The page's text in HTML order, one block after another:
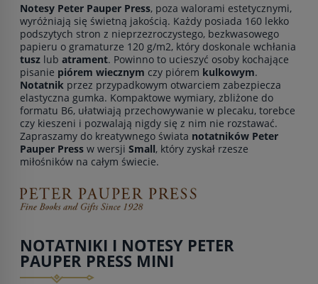
Notesy Peter Pauper Press, poza walorami estetycznymi,
wyróżniają się świetną jakością. Każdy posiada 160 lekko
podszytych stron z nieprzezroczystego, bezkwasowego
papieru o gramaturze 120 g/m2, który doskonale wchłania
tusz lub atrament. Powinno to ucieszyć osoby kochające
pisanie piórem wiecznym czy piórem kulkowym.
Notatnik przez przypadkowym otwarciem zabezpiecza
elastyczna gumka. Kompaktowe wymiary, zbliżone do
formatu B6, ułatwiają przechowywanie w plecaku, torebce
czy kieszeni i pozwalają nigdy się z nim nie rozstawać.
Zapraszamy do kreatywnego świata notatników Peter
Pauper Press w wersji Small, który zyskał rzesze
miłośników na całym świecie.
NOTATNIKI I NOTESY PETER
PAUPER PRESS MINI